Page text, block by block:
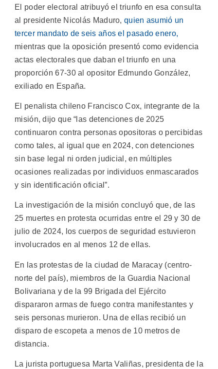
El poder electoral atribuyó el triunfo en esa consulta
al presidente Nicolás Maduro,quien asumió un
tercer mandato de seis años el pasado enero,
mientras que la oposición presentó como evidencia
actas electorales que daban el triunfo en una
proporción 67-30 al opositor Edmundo González,
exiliado en España.
El penalista chileno Francisco Cox, integrante de la
misión, dijo que “las detenciones de 2025
continuaron contra personas opositoras o percibidas
como tales, al igual que en 2024, con detenciones
sin base legal ni orden judicial, en múltiples
ocasiones realizadas por individuos enmascarados
y sin identificación oficial”.
La investigación de la misión concluyó que, de las
25 muertes en protesta ocurridas entre el 29 y 30 de
julio de 2024, los cuerpos de seguridad estuvieron
involucrados en al menos 12 de ellas.
En las protestas de la ciudad de Maracay (centro-
norte del país), miembros de la Guardia Nacional
Bolivariana y de la 99 Brigada del Ejército
dispararon armas de fuego contra manifestantes y
seis personas murieron. Una de ellas recibió un
disparo de escopeta a menos de 10 metros de
distancia.
La jurista portuguesa Marta Valiñas, presidenta de la